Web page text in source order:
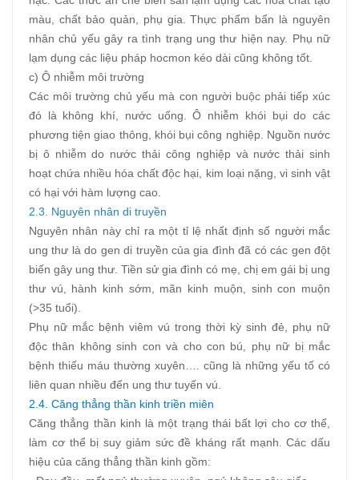
màu, chất bảo quản, phụ gia. Thực phẩm bẩn là nguyên
nhân chủ yếu gây ra tình trạng ung thư hiện nay. Phụ nữ
lạm dụng các liệu pháp hocmon kéo dài cũng không tốt.
c) Ô nhiễm môi trường
Các môi trường chủ yếu mà con người buộc phải tiếp xúc
đó là không khí, nước uống. Ô nhiễm khói bụi do các
phương tiện giao thông, khói bụi công nghiệp. Nguồn nước
bị ô nhiễm do nước thải công nghiệp và nước thải sinh
hoạt chứa nhiều hóa chất độc hại, kim loại nặng, vi sinh vật
có hại với hàm lượng cao.
2.3. Nguyên nhân di truyền
Nguyên nhân này chỉ ra một tỉ lệ nhất định số người mắc
ung thư là do gen di truyền của gia đình đã có các gen đột
biến gây ung thư. Tiền sử gia đình có mẹ, chị em gái bị ung
thư vú, hành kinh sớm, mãn kinh muộn, sinh con muộn
(>35 tuổi).
Phụ nữ mắc bệnh viêm vú trong thời kỳ sinh đẻ, phụ nữ
độc thân không sinh con và cho con bú, phụ nữ bị mắc
bệnh thiếu máu thường xuyên…. cũng là những yếu tố có
liên quan nhiều đến ung thư tuyến vú.
2.4. Căng thẳng thần kinh triền miên
Căng thẳng thần kinh là một trạng thái bất lợi cho cơ thể,
làm cơ thể bị suy giảm sức đề kháng rất mạnh. Các dấu
hiệu của căng thẳng thần kinh gồm: